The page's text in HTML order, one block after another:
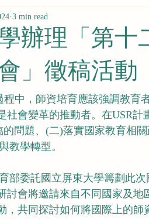
辦理「第十
」徵稿活動
3 min read
程中，師資培育應該強調教育
社會變革的推動者。在USR
問題、(二)落實國家教育相
教學轉型。
討會將邀請來自不同國家及
，共同探討如何將國際上的